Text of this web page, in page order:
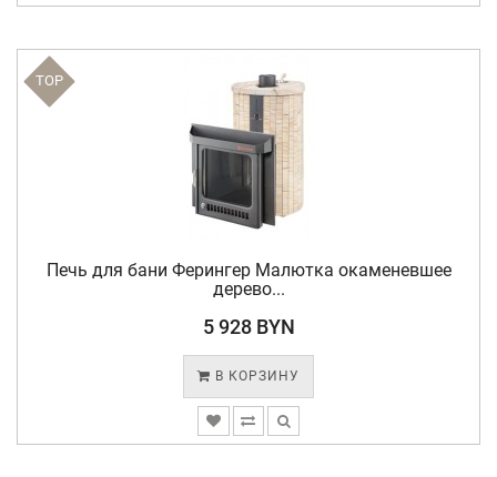
TOP
Печь для бани Ферингер Малютка окаменевшее
дерево...
5 928 BYN
В КОРЗИНУ